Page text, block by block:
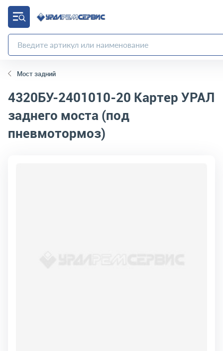
Мост задний
4320БУ-2401010-20 Картер УРАЛ
заднего моста (под
пневмотормоз)